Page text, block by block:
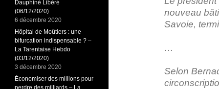
nouveau
Savoie,
…
Selon
Dauphiné Libéré
(06/12/2020)
6 décembre 2020
Hôpital de Moûtiers : une
bifurcation indispensable ? –
La Tarentaise Hebdo
(03/12/2020)
3 décembre 2020
Économiser des millions pour
perdre des milliards – La